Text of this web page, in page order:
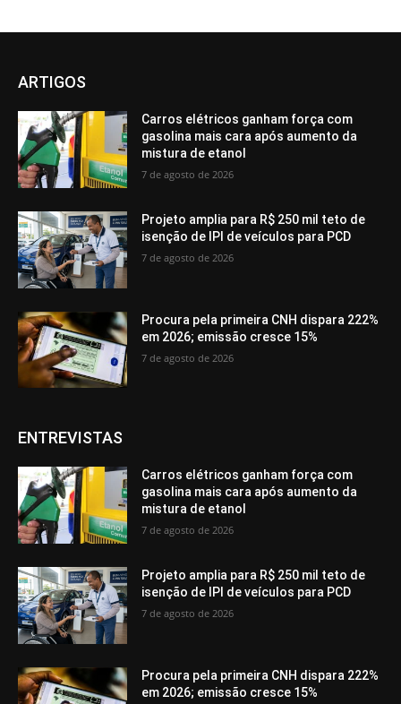
ARTIGOS
Carros elétricos ganham força com
gasolina mais cara após aumento da
mistura de etanol
7 de agosto de 2026
Projeto amplia para R$ 250 mil teto de
isenção de IPI de veículos para PCD
7 de agosto de 2026
Procura pela primeira CNH dispara 222%
em 2026; emissão cresce 15%
7 de agosto de 2026
ENTREVISTAS
Carros elétricos ganham força com
gasolina mais cara após aumento da
mistura de etanol
7 de agosto de 2026
Projeto amplia para R$ 250 mil teto de
isenção de IPI de veículos para PCD
7 de agosto de 2026
Procura pela primeira CNH dispara 222%
em 2026; emissão cresce 15%